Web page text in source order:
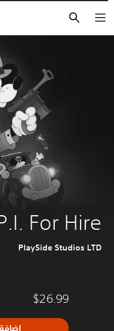
For Hire
PlaySide Studios LTD
$26.99